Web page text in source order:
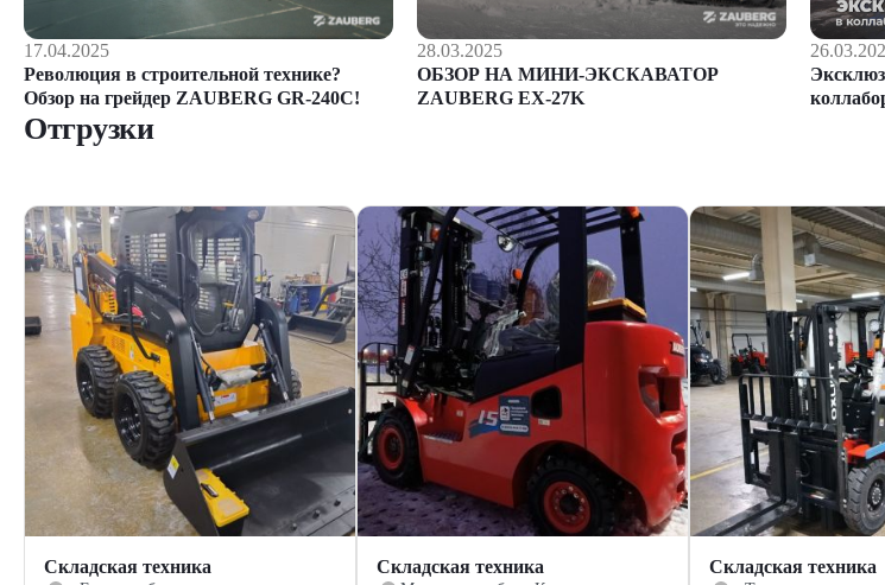
17.04.2025
Революция в строительной технике?
Обзор на грейдер ZAUBERG GR-240C!
28.03.2025
ОБЗОР НА МИНИ-ЭКСКАВАТОР
ZAUBERG EX-27K
Отгрузки
Складская техника Складская техника Складская техника